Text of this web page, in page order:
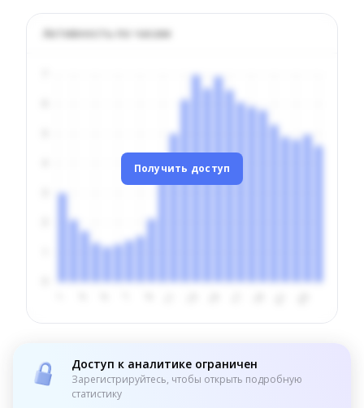
Активность по часам
Получить доступ
Доступ к аналитике ограничен
Зарегистрируйтесь, чтобы открыть подробную
статистику